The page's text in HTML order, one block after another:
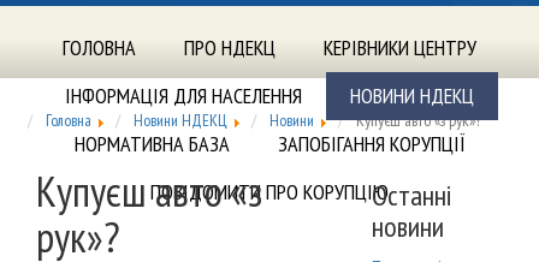
ГОЛОВНА ПРО НДЕКЦ
КЕРІВНИКИ ЦЕНТРУ
ІНФОРМАЦІЯ ДЛЯ НАСЕЛЕННЯ
НОВИНИ НДЕКЦ
НОРМАТИВНА БАЗА
ЗАПОБІГАННЯ КОРУПЦІЇ
ПОВІДОМИТИ ПРО КОРУПЦІЮ
Головна Новини НДЕКЦ Новини Купуєш авто «з рук»?
Купуєш авто «з
рук»?
Останні
новини